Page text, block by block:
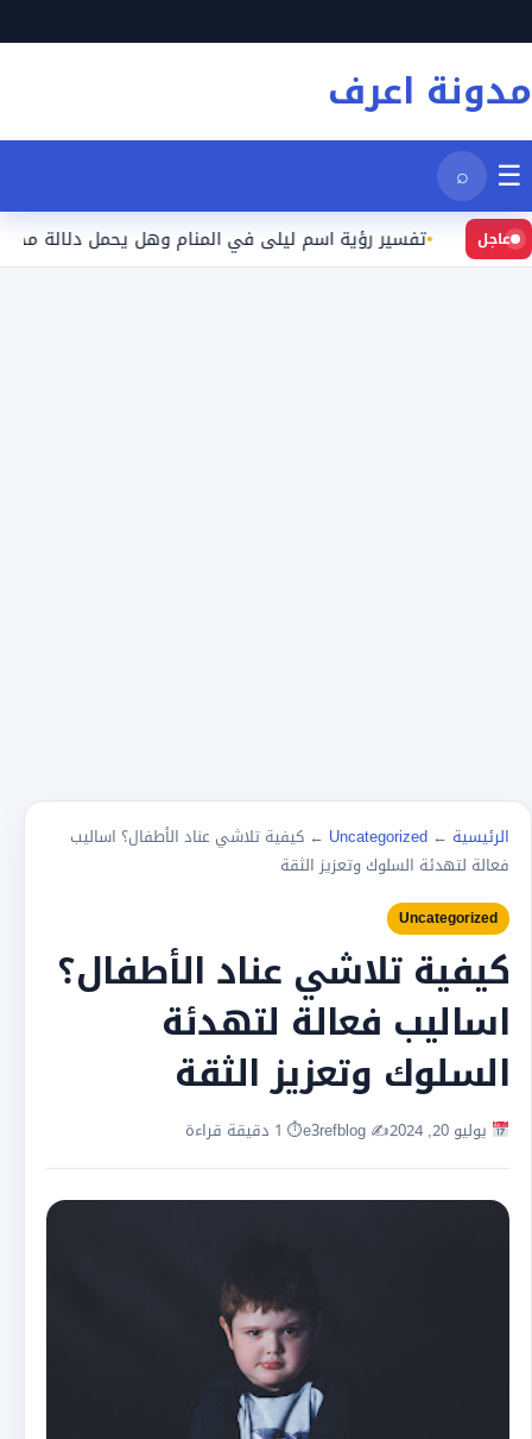
إلى
المحتوى
مدونة اعرف
☰
⌕
عاجل تفسير رؤية اسم ليلى في المنام وهل يحمل دلالة محددة؟
الرئيسية ←
Uncategorized
← كيفية تلاشي عناد الأطفال؟ اساليب
فعالة لتهدئة السلوك وتعزيز الثقة
Uncategorized
كيفية تلاشي عناد الأطفال؟
اساليب فعالة لتهدئة
السلوك وتعزيز الثقة
يوليو 20, 2024 ✍️ e3refblog ⏱ 1 دقيقة قراءة